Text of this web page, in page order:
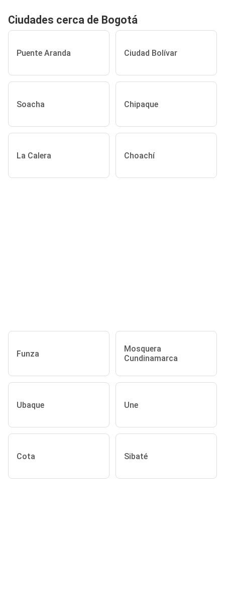
Ciudades cerca de Bogotá
Puente Aranda Ciudad Bolívar
Soacha Chipaque
La Calera Choachí
Funza
Mosquera
Cundinamarca
Ubaque Une
Cota Sibaté